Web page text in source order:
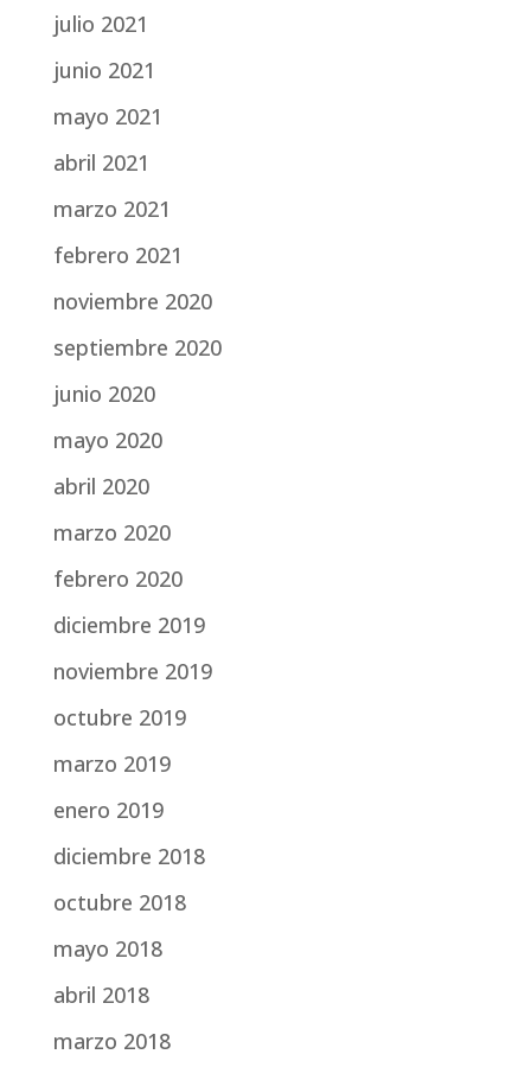
julio 2021
junio 2021
mayo 2021
abril 2021
marzo 2021
febrero 2021
noviembre 2020
septiembre 2020
junio 2020
mayo 2020
abril 2020
marzo 2020
febrero 2020
diciembre 2019
noviembre 2019
octubre 2019
marzo 2019
enero 2019
diciembre 2018
octubre 2018
mayo 2018
abril 2018
marzo 2018